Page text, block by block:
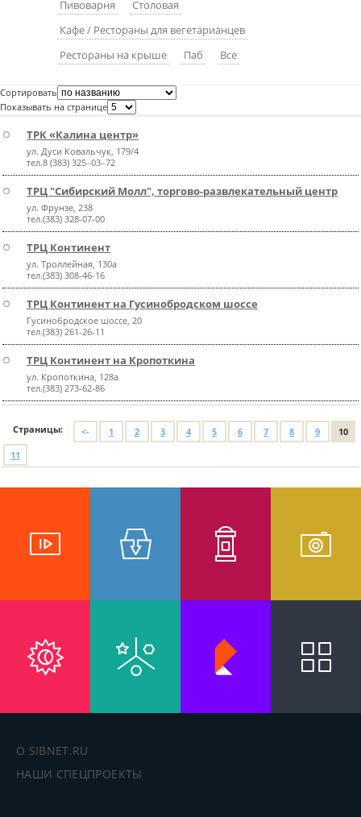
пїЅпїЅпїЅ
пїЅпїЅпїЅпїЅпїЅпїЅпїЅпїЅпїЅпїЅпїЅ
пїЅпїЅпїЅ
пїЅпїЅпїЅпїЅпїЅпїЅпїЅпїЅпїЅ
пїЅпїЅпїЅ пїЅпїЅпїЅпїЅпїЅ
пїЅпїЅпїЅ пїЅпїЅпїЅпїЅпїЅпїЅ
пїЅпїЅпїЅпїЅпїЅ
пїЅпїЅпїЅпїЅпїЅпїЅпїЅпїЅпїЅпїЅ
Пивоварня
Столовая
Кафе / Рестораны для вегетарианцев
Рестораны на крыше
Паб Все
Сортировать
Показывать на странице
ТРК «Калина центр»
ул. Дуси Ковальчук, 179/4
тел.8 (383) 325‒03‒72
ТРЦ "Сибирский Молл", торгово-развлекательный центр
ул. Фрунзе, 238
тел.(383) 328-07-00
ТРЦ Континент
ул. Троллейная, 130а
тел.(383) 308-46-16
ТРЦ Континент на Гусинобродском шоссе
Гусинобродское шоссе, 20
тел.(383) 261-26-11
ТРЦ Континент на Кропоткина
ул. Кропоткина, 128а
тел.(383) 273-62-86
Страницы: <- 1 2 3 4 5 6 7 8 9
10
11
О SIBNET.RU
НАШИ СПЕЦПРОЕКТЫ